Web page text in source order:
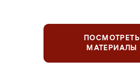
ПОСМОТРЕТЬ
МАТЕРИАЛЫ